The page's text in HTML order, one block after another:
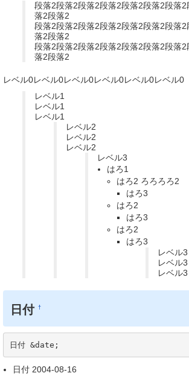
段落2段落2段落2段落2段落2段落2段落
落2段落2
段落2段落2段落2段落2段落2段落2段落
落2段落2
段落2段落2段落2段落2段落2段落2段落
落2段落2
レベル0レベル0レベル0レベル0レベル0レベル0
レベル1
レベル1
レベル1
レベル2
レベル2
レベル2
レベル3
はろ1
はろ2 ろろろろ2
はろ3
はろ2
はろ3
はろ2
はろ3
レベル3
レベル3
レベル3
日付 †
日付 &date;
日付 2004-08-16